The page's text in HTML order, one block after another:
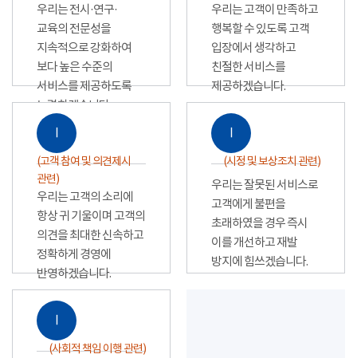
우리는 전시·연구·
교육의 전문성을
지속적으로 강화하여
보다 높은 수준의
서비스를 제공하도록
노력하겠습니다.
우리는 고객이 만족하고
행복할 수 있도록 고객
입장에서 생각하고
친절한 서비스를
제공하겠습니다.
Ⅰ
(고객 참여 및 의견제시
관련)
우리는 고객의 소리에
항상 귀 기울이며 고객의
의견을 최대한 신속하고
정확하게 경영에
반영하겠습니다.
Ⅰ
(시정 및 보상조치 관련)
우리는 잘못된 서비스로
고객에게 불편을
초래하였을 경우 즉시
이를 개선하고 재발
방지에 힘쓰겠습니다.
Ⅰ
(사회적 책임 이행 관련)